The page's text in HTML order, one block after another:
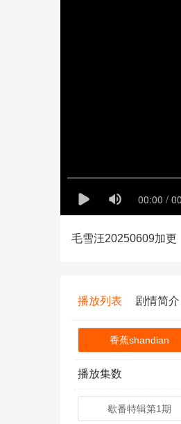
毛雪汪20250609加更
播放列表 剧情简介
香蕉shandian
播放集数
歇番特辑第1期